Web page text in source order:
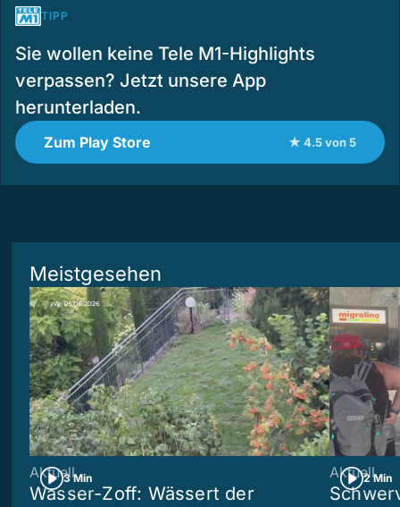
TIPP
Sie wollen keine Tele M1-Highlights
verpassen? Jetzt unsere App
herunterladen.
Zum Play Store ★ 4.5 von 5
Meistgesehen
3 Min
Aktuell
Wasser-Zoff: Wässert der
2 Min
Aktuell